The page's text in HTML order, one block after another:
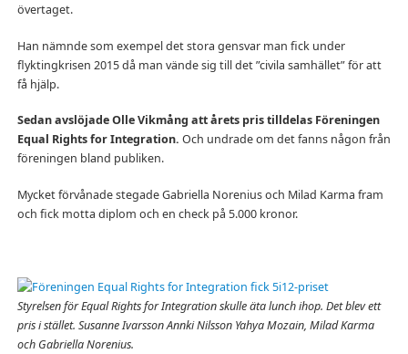
övertaget.
Han nämnde som exempel det stora gensvar man fick under
flyktingkrisen 2015 då man vände sig till det ”civila samhället” för att
få hjälp.
Sedan avslöjade Olle Vikmång att årets pris tilldelas Föreningen
Equal Rights for Integration. Och undrade om det fanns någon från
föreningen bland publiken.
Mycket förvånade stegade Gabriella Norenius och Milad Karma fram
och fick motta diplom och en check på 5.000 kronor.
Styrelsen för Equal Rights for Integration skulle äta lunch ihop. Det blev ett
pris i stället. Susanne Ivarsson Annki Nilsson Yahya Mozain, Milad Karma
och Gabriella Norenius.